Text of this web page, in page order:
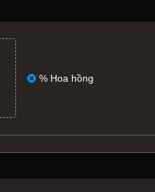
% Hoa hồng